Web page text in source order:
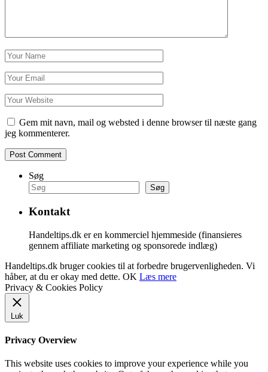
Gem mit navn, mail og websted i denne browser til næste gang
jeg kommenterer.
Søg
Søg
Kontakt
Handeltips.dk er en kommerciel hjemmeside (finansieres
gennem affiliate marketing og sponsorede indlæg)
Handeltips.dk bruger cookies til at forbedre brugervenligheden. Vi
håber, at du er okay med dette. OK Læs mere
Privacy & Cookies Policy
Luk
Privacy Overview
This website uses cookies to improve your experience while you